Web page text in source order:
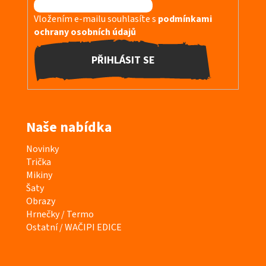
Vložením e-mailu souhlasíte s podmínkami
ochrany osobních údajů
PŘIHLÁSIT SE
Naše nabídka
K
a
t
e
g
o
r
Novinky
Trička
Mikiny
Šaty
Obrazy
Hrnečky / Termo
Ostatní / WAČIPI EDICE